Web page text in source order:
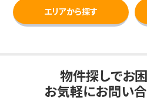
エリアから探す
物件探しでお
お気軽にお問い